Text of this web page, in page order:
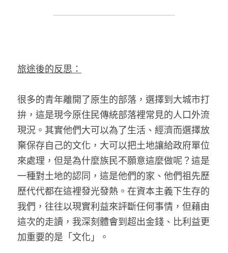
旅途後的反思：
很多的青年離開了原生的部落，選擇到大城市打
拚，這是現今原住民傳統部落裡常見的人口外流
現況。其實他們大可以為了生活、經濟而選擇放
棄保存自己的文化，大可以把土地讓給政府單位
來處理，但是為什麼族民不願意這麼做呢？這是
一種對土地的認同，這是他們的家、他們祖先歷
歷代代都在這裡發光發熱。在資本主義下生存的
我們，往往以現實利益來評斷任何事情，但藉由
這次的走讀，我深刻體會到超出金錢、比利益更
加重要的是「文化」。